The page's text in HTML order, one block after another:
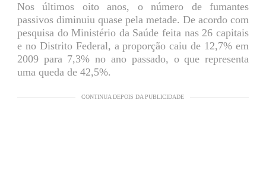
Nos últimos oito anos, o número de fumantes
passivos diminuiu quase pela metade. De acordo com
pesquisa do Ministério da Saúde feita nas 26 capitais
e no Distrito Federal, a proporção caiu de 12,7% em
2009 para 7,3% no ano passado, o que representa
uma queda de 42,5%.
CONTINUA DEPOIS DA PUBLICIDADE